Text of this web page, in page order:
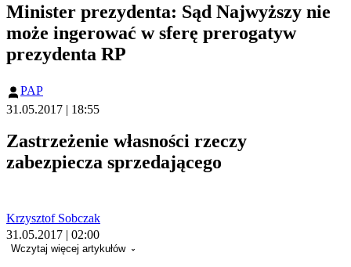
Minister prezydenta: Sąd Najwyższy nie
może ingerować w sferę prerogatyw
prezydenta RP
PAP
31.05.2017 | 18:55
Zastrzeżenie własności rzeczy
zabezpiecza sprzedającego
Krzysztof Sobczak
31.05.2017 | 02:00
Wczytaj więcej artykułów